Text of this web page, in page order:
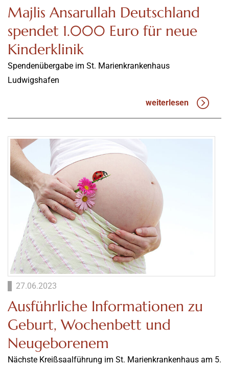
Majlis Ansarullah Deutschland
spendet 1.000 Euro für neue
Kinderklinik
Spendenübergabe im St. Marienkrankenhaus
Ludwigshafen
weiterlesen
27.06.2023
Ausführliche Informationen zu
Geburt, Wochenbett und
Neugeborenem
Nächste Kreißsaalführung im St. Marienkrankenhaus am 5.